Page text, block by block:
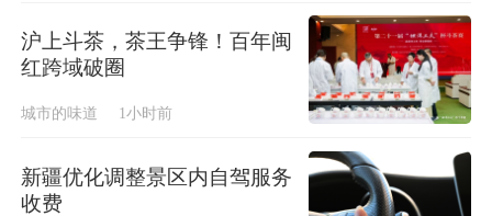
沪上斗茶，茶王争锋！百年闽
红跨域破圈
城市的味道 1小时前
新疆优化调整景区内自驾服务
收费